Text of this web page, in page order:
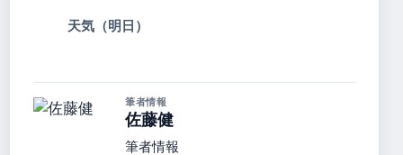
天気（明日）
筆者情報
佐藤健
筆者情報